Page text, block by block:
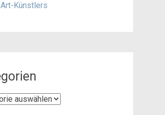
Künstlers